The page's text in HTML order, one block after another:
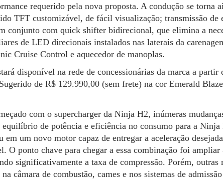
requerido pela nova proposta. A condução se torna
TFT customizável, de fácil visualização; transmissão de
conjunto com quick shifter bidirecional, que elimina a
de LED direcionais instalados nas laterais da
Cruise Control e aquecedor de manoplas.
disponível na rede de concessionárias da marca a partir
de R$ 129.990,00 (sem frete) na cor Emerald
com o supercharger da Ninja H2, inúmeras
equilíbrio de potência e eficiência no consumo para a
em um novo motor capaz de entregar a aceleração
O ponto chave para chegar a essa combinação foi ampliar
significativamente a taxa de compressão. Porém, outras
câmara de combustão, cames e nos sistemas de admissão